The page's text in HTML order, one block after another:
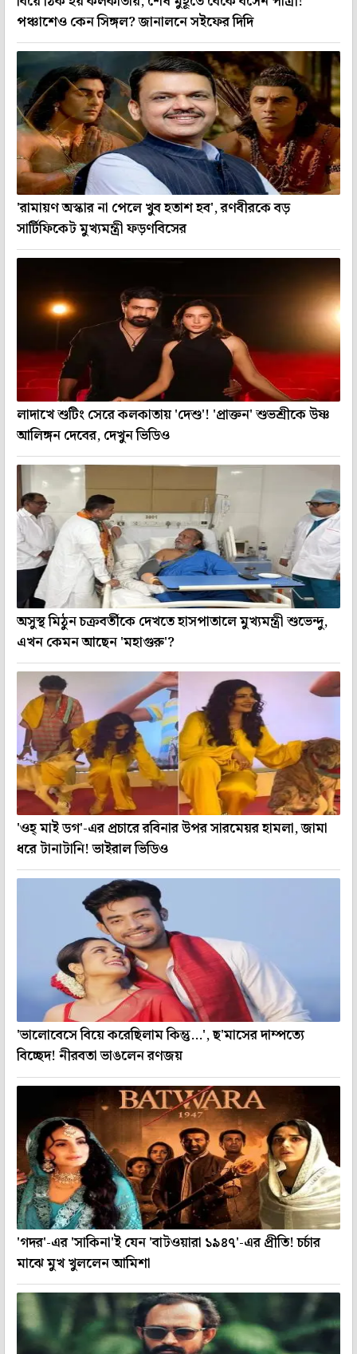
পঞ্চাশেও কেন সিঙ্গল? জানালনে সইফের দিদি
'রামায়ণ অস্কার না পেলে খুব হতাশ হব', রণবীরকে বড়
সার্টিফিকেট মুখ্যমন্ত্রী ফড়ণবিসের
লাদাখে শুটিং সেরে কলকাতায় 'দেশু'! 'প্রাক্তন' শুভশ্রীকে উষ্ণ
আলিঙ্গন দেবের, দেখুন ভিডিও
অসুস্থ মিঠুন চক্রবর্তীকে দেখতে হাসপাতালে মুখ্যমন্ত্রী শুভেন্দু,
এখন কেমন আছেন 'মহাগুরু'?
'ওহ্ মাই ডগ'-এর প্রচারে রবিনার উপর সারমেয়র হামলা, জামা
ধরে টানাটানি! ভাইরাল ভিডিও
'ভালোবেসে বিয়ে করেছিলাম কিন্তু...', ছ'মাসের দাম্পত্যে
বিচ্ছেদ! নীরবতা ভাঙলেন রণজয়
'গদর'-এর 'সাকিনা'ই যেন 'বাটওয়ারা ১৯৪৭'-এর প্রীতি! চর্চার
মাঝে মুখ খুললেন আমিশা